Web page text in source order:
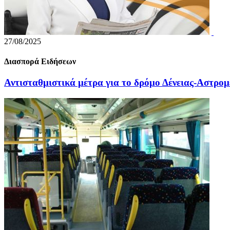
27/08/2025
Διασπορά Ειδήσεων
Αντισταθμιστικά μέτρα για το δρόμο Δένειας-